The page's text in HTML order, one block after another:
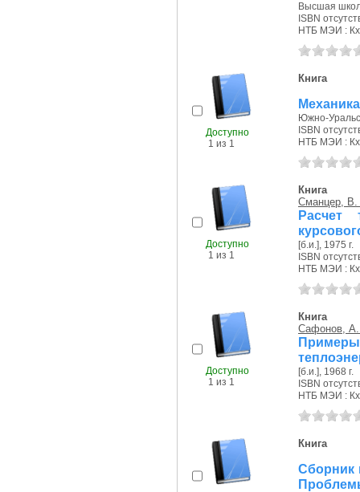
Высшая
ISBN
НТБ МЭИ : Кх
Доступно
1 из 1
Книга
Южно-
ISBN
НТБ МЭИ : Кх
Доступно
1 из 1
Книга
Сманцер,
Расчет
[б.и.], 1975 г.
ISBN
НТБ МЭИ : Кх
Доступно
1 из 1
Книга
Сафонов,
[б.и.], 1968 г.
ISBN
НТБ МЭИ : Кх
Книга
Сборник